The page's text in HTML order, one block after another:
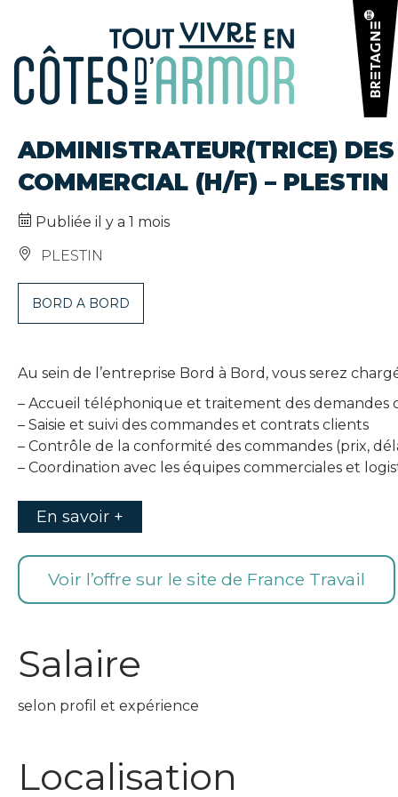
ADMINISTRATEUR(TRICE)
COMMERCIAL (H/F) – PLESTIN
Publiée il y a 1 mois
PLESTIN
BORD A BORD
Au sein de l’entreprise Bord à Bord, vous serez
– Accueil téléphonique et traitement des demandes
– Saisie et suivi des commandes et contrats clients
– Contrôle de la conformité des commandes (prix,
– Coordination avec les équipes commerciales et
En savoir +
Voir l’offre sur le site de France Travail
Salaire
selon profil et expérience
Localisation